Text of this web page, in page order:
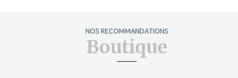
NOS RECOMMANDATIONS
Boutique